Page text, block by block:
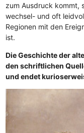
zum Ausdruck kommt,
wechsel- und oft
Regionen mit den
ist.
Die Geschichte der
den schriftlichen
und endet